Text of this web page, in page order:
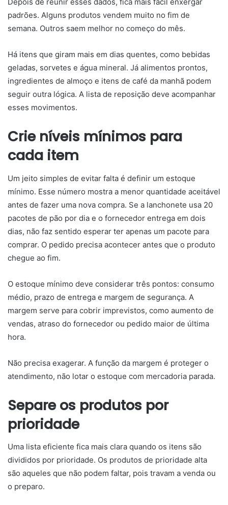
padrões. Alguns produtos vendem muito no fim de
semana. Outros saem melhor no começo do mês.
Há itens que giram mais em dias quentes, como bebidas
geladas, sorvetes e água mineral. Já alimentos prontos,
ingredientes de almoço e itens de café da manhã podem
seguir outra lógica. A lista de reposição deve acompanhar
esses movimentos.
Crie níveis mínimos para
cada item
Um jeito simples de evitar falta é definir um estoque
mínimo. Esse número mostra a menor quantidade aceitável
antes de fazer uma nova compra. Se a lanchonete usa 20
pacotes de pão por dia e o fornecedor entrega em dois
dias, não faz sentido esperar ter apenas um pacote para
comprar. O pedido precisa acontecer antes que o produto
chegue ao fim.
O estoque mínimo deve considerar três pontos: consumo
médio, prazo de entrega e margem de segurança. A
margem serve para cobrir imprevistos, como aumento de
vendas, atraso do fornecedor ou pedido maior de última
hora.
Não precisa exagerar. A função da margem é proteger o
atendimento, não lotar o estoque com mercadoria parada.
Separe os produtos por
prioridade
Uma lista eficiente fica mais clara quando os itens são
divididos por prioridade. Os produtos de prioridade alta
são aqueles que não podem faltar, pois travam a venda ou
o preparo.